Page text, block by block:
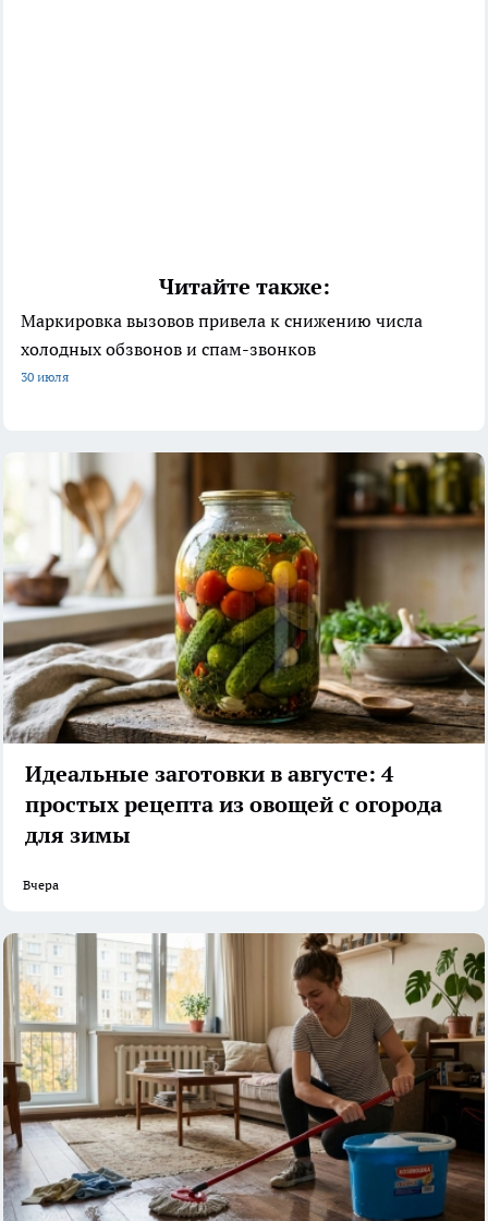
Читайте также:
Маркировка вызовов привела к снижению числа
холодных обзвонов и спам-звонков
30 июля
Идеальные заготовки в августе: 4
простых рецепта из овощей с огорода
для зимы
Вчера